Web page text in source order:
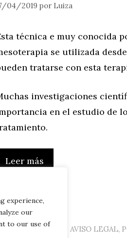
experience,
our
to our use of
04/2019 por Luiza
técnica e muy conocida
se utilizada
tratarse con esta
investigaciones
en el estudio de
Leer más
AVISO LEGAL,